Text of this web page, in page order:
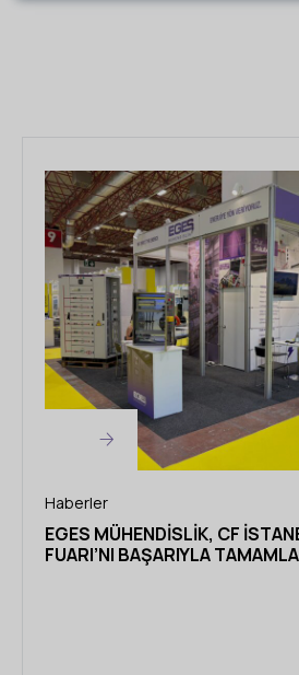
Haberler
EGES MÜHENDISLIK, CF
FUARI’NI BAŞARIYLA